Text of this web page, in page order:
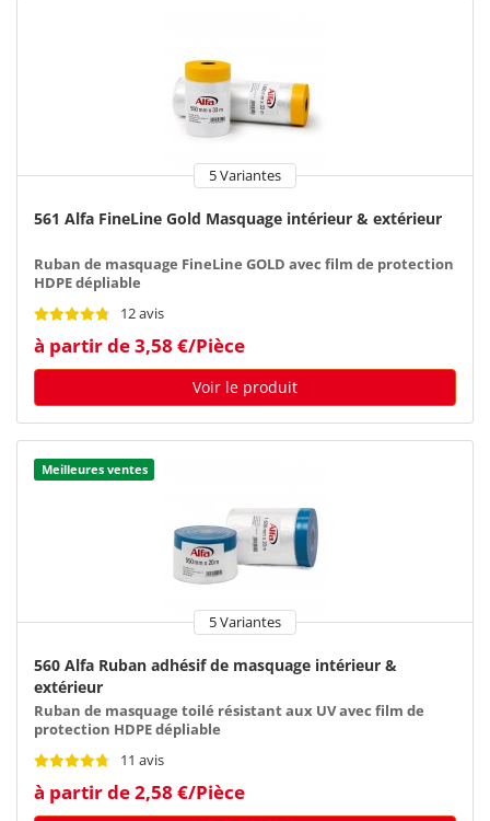
5 Variantes
561 Alfa FineLine Gold Masquage intérieur & extérieur
Ruban de masquage FineLine GOLD avec film de protection
HDPE dépliable
12 avis
à partir de 3,58 €/Pièce
Voir le produit
Meilleures ventes
5 Variantes
560 Alfa Ruban adhésif de masquage intérieur &
extérieur
Ruban de masquage toilé résistant aux UV avec film de
protection HDPE dépliable
11 avis
à partir de 2,58 €/Pièce